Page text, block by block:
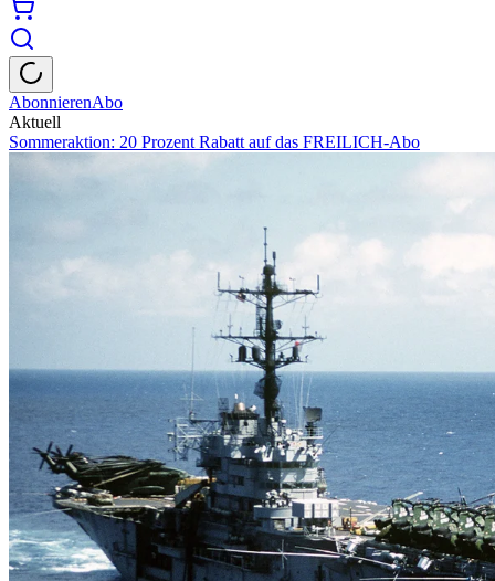
AbonnierenAbo
Aktuell
Sommeraktion: 20 Prozent Rabatt auf das FREILICH-Abo